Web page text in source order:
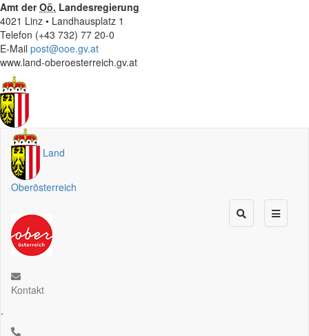
Amt derOö. Landesregierung
4021 Linz • Landhausplatz 1
Telefon (+43 732) 77 20-0
E-Mail post@ooe.gv.at
www.land-oberoesterreich.gv.at
Land
Oberösterreich
Kontakt
.